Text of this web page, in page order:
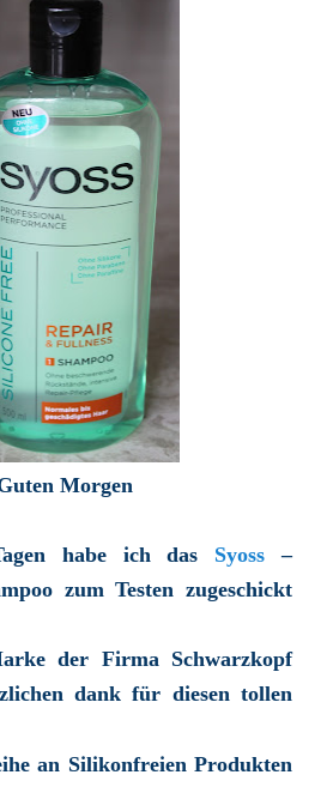
Morgen
habe ich das Syoss –
zum Testen zugeschickt
der Firma Schwarzkopf
dank für diesen tollen
an Silikonfreien Produkten